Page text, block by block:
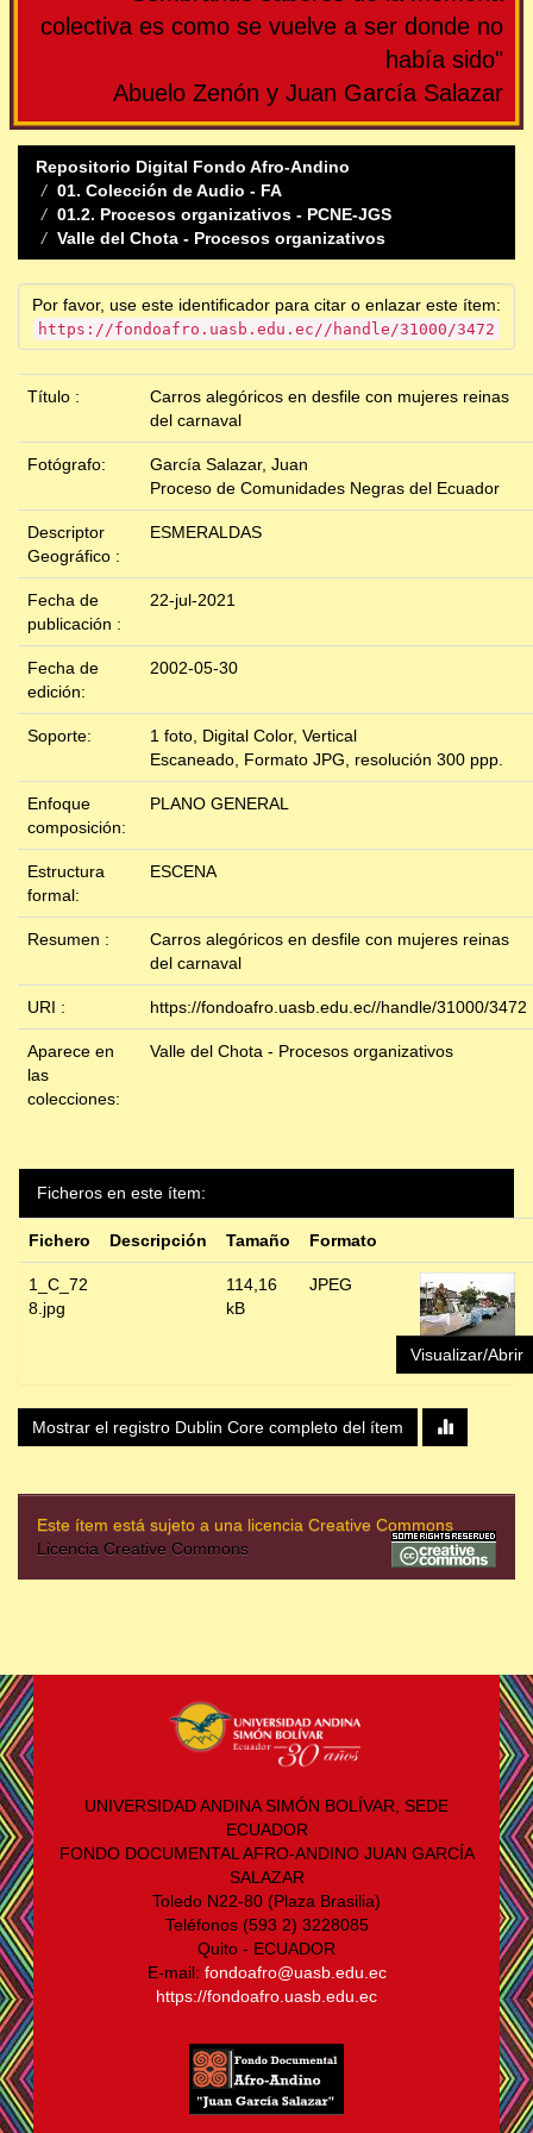
colectiva es como se vuelve a ser donde no
había sido"
Abuelo Zenón y Juan García Salazar
Repositorio Digital Fondo Afro-Andino
01. Colección de Audio - FA
01.2. Procesos organizativos - PCNE-JGS
Valle del Chota - Procesos organizativos
Por favor, use este identificador para citar o enlazar este ítem:
https://fondoafro.uasb.edu.ec//handle/31000/3472
Título :
Carros alegóricos en desfile con mujeres reinas
del carnaval
Fotógrafo:
García Salazar, Juan
Proceso de Comunidades Negras del Ecuador
Descriptor
Geográfico :
ESMERALDAS
Fecha de
publicación :
22-jul-2021
Fecha de
edición:
2002-05-30
Soporte:
1 foto, Digital Color, Vertical
Escaneado, Formato JPG, resolución 300 ppp.
Enfoque
composición:
PLANO GENERAL
Estructura
formal:
ESCENA
Resumen :
Carros alegóricos en desfile con mujeres reinas
del carnaval
URI : https://fondoafro.uasb.edu.ec//handle/31000/3472
Aparece en
las
colecciones:
Valle del Chota - Procesos organizativos
Ficheros en este ítem:
Fichero Descripción Tamaño Formato
1_C_72
8.jpg
114,16
kB
JPEG
Visualizar/Abrir
Mostrar el registro Dublin Core completo del ítem
Este ítem está sujeto a una licencia Creative Commons
Licencia Creative Commons
UNIVERSIDAD ANDINA SIMÓN BOLÍVAR, SEDE
ECUADOR
FONDO DOCUMENTAL AFRO-ANDINO JUAN GARCÍA
SALAZAR
Toledo N22-80 (Plaza Brasilia)
Teléfonos (593 2) 3228085
Quito - ECUADOR
E-mail: fondoafro@uasb.edu.ec
https://fondoafro.uasb.edu.ec